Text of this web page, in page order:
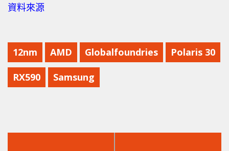
資料來源
12nm AMD Globalfoundries Polaris 30
RX590 Samsung